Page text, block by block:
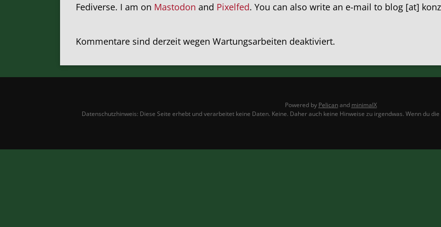
Fediverse. I am on Mastodon and Pixelfed. You can also write an e-mail to blog [at]
Kommentare sind derzeit wegen Wartungsarbeiten deaktiviert.
Powered by Pelicanand minimalX
Datenschutzhinweis: Diese Seite erhebt und verarbeitet keine Daten. Keine. Daher auch keine Hinweise zu irgendwas. Wenn du